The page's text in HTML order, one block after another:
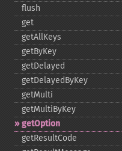
flush
get
getAllKeys
getByKey
getDelayed
getDelayedByKey
getMulti
getMultiByKey
getOption
getResultCode